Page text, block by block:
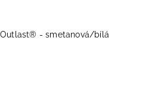
Outlast® - smetanová/bílá